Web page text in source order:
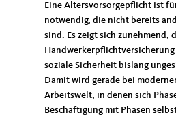
Eine Altersvorsorgepflicht ist
notwendig, die nicht bereits
sind. Es zeigt sich zunehmend,
soziale Sicherheit bislang
Damit wird gerade bei
Arbeitswelt, in denen sich
Beschäftigung mit Phasen